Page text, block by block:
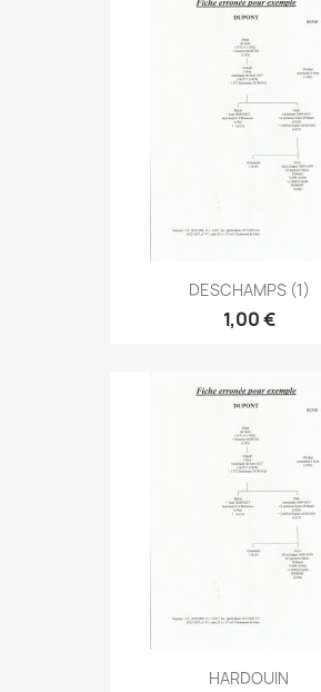
DESCHAMPS (1)
1,00 €
HARDOUIN